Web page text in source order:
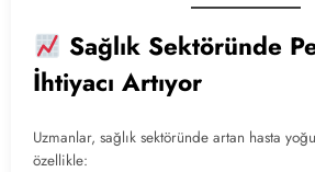
Sağlık Sektöründe
İhtiyacı Artıyor
Uzmanlar, sağlık sektöründe artan hasta
özellikle: